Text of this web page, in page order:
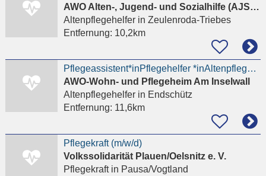
AWO Alten-, Jugend- und Sozialhilfe (AJS) gGmbH
Altenpflegehelferin Zeulenroda-Triebes
Entfernung: 10,2km
Pflegeassistent*inPflegehelfer *inAltenpflegehelfer*inGesundheits- und Pflegeassistent*in
AWO-Wohn- und Pflegeheim Am Inselwall
Altenpflegehelferin Endschütz
Entfernung: 11,6km
Pflegekraft (m/w/d)
Volkssolidarität Plauen/Oelsnitz e. V.
Pflegekraftin Pausa/Vogtland